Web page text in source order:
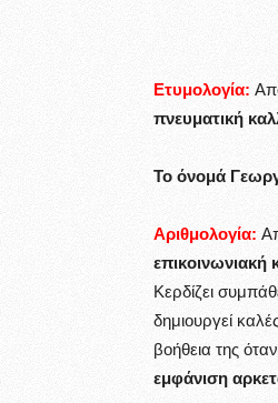
Ετυμολογία:
πνευματική
Το όνομά
Αριθμολογία:
επικοινωνιακή
Κερδίζει
δημιουργεί
βοήθεια της
εμφάνιση